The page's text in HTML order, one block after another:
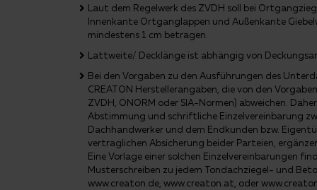
Laut dem Regelwerk des ZVDH soll bei
Innenkante Ortganglappen und Außenkante
mindestens 1 cm betragen.
Lattweite/ Decklänge ist abhängig von
Bei den Vorgaben zu den Ausführungen des
CREATON Herstellerangaben, die von den
ZVDH, ÖNORM oder SIA-Normen) abweichen.
Abstimmung und schriftliche Einzelvereinbarung
Dachhandwerker und dem Endkunden bzw.
vertraglichen Absicherung beider Parteien,
Eine Vorlage einer solchen Einzelvereinbarungen
Musterschreiben zu jedem Tondachziegel- und
www.creaton.de, www.creaton.at, oder